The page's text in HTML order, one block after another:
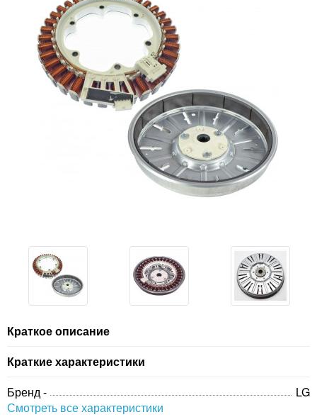
Краткое описание
Краткие характеристики
Бренд -
LG
Смотреть все характеристики